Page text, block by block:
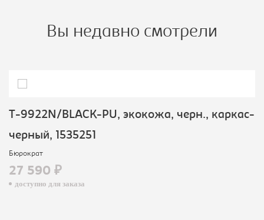
Вы недавно смотрели
T-9922N/BLACK-PU, экокожа, черн., каркас-
черный, 1535251
Бюрократ
27 590 ₽
доступно для заказа